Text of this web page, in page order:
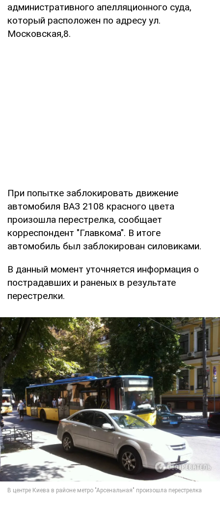
административного апелляционного суда,
который расположен по адресу ул.
Московская,8.
При попытке заблокировать движение
автомобиля ВАЗ 2108 красного цвета
произошла перестрелка, сообщает
корреспондент "Главкома". В итоге
автомобиль был заблокирован силовиками.
В данный момент уточняется информация о
пострадавших и раненых в результате
перестрелки.